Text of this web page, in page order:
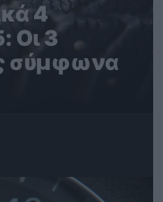
4
Οι 3
σύμφωνα